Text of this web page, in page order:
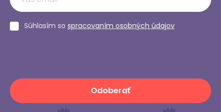
Súhlasím so spracovaním osobných údajov
Odoberať